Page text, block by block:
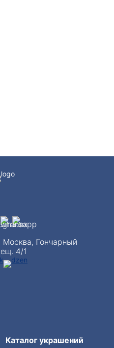
Каталог украшений
Москва, Гончарный
4/1